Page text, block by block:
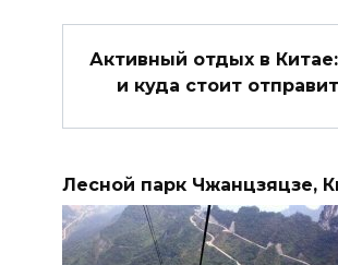
Активный отдых в
и куда стоит
Лесной парк Чжанцзяцзе,